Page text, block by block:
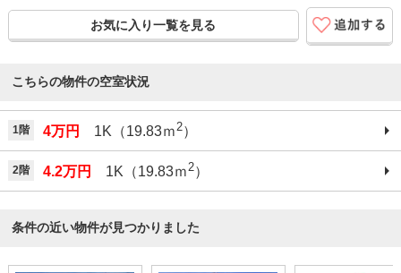
お気に入り一覧を見る
こちらの物件の空室状況
1階 4万円 1K（19.83ｍ 2）
2階 4.2万円 1K（19.83ｍ 2）
条件の近い物件が見つかりました